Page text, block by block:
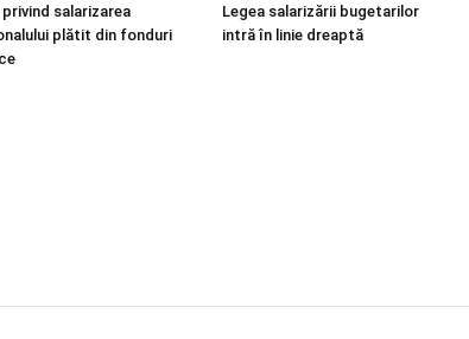
privind salarizarea
plătit din fonduri
Legea salarizării bugetarilor
intră în linie dreaptă